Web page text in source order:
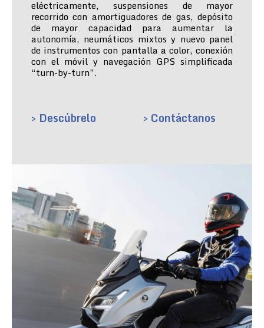
eléctricamente, suspensiones de mayor
recorrido con amortiguadores de gas, depósito
de mayor capacidad para aumentar la
autonomía, neumáticos mixtos y nuevo panel
de instrumentos con pantalla a color, conexión
con el móvil y navegación GPS simplificada
“turn-by-turn”.
> Descúbrelo > Contáctanos